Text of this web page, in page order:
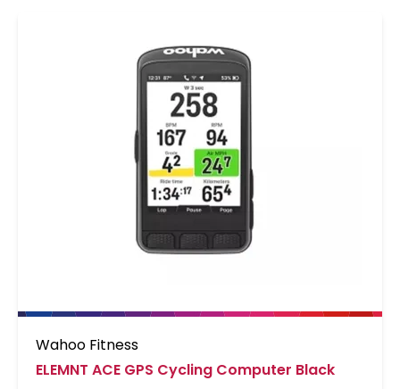
Wahoo Fitness
ELEMNT ACE GPS Cycling Computer Black